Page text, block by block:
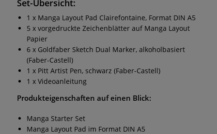
Set-Übersicht:
1 x Manga Layout Pad Clairefontaine, Format DIN A5
5 x vorgedruckte Zeichenblätter auf Manga Layout
Papier
6 x Goldfaber Sketch Dual Marker, alkoholbasiert
(Faber-Castell)
1 x Pitt Artist Pen, schwarz (Faber-Castell)
1 x Videoanleitung
Produkteigenschaften auf einen Blick:
Manga Starter Set
Manga Layout Pad im Format DIN A5